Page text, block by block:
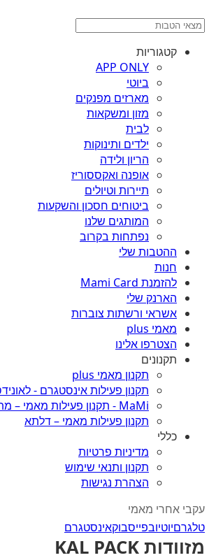
קטגוריות
APP ONLY
ביוטי
מארזים מפנקים
מזון ומשקאות
לבית
ילדים ותינוקות
הריון ולידה
אופנה ואקססוריז
תיירות וטיולים
ביטוחים חסכון והשקעות
המותגים שלנו
נפתחות בקרוב
ההטבות שלי
חנות
להזמנת Mami Card
הארנק שלי
אשראי ורשתות צוברות
מאמי plus
הצטרפו אלינו
תקנונים
תקנון מאמי plus
תקנון פעילות אינסטגרם -
MaMi - תקנון פעילות מאמי – מתנה לגננת
תקנון פעילות מאמי – דלתא
כללי
מדיניות פרטיות
תקנון ותנאי שימוש
הצהרת נגישות
עקבי אחרי מאמי
טלגרםיוטיובפייסבוקאינסטגרם
מזוודות KAL PACK